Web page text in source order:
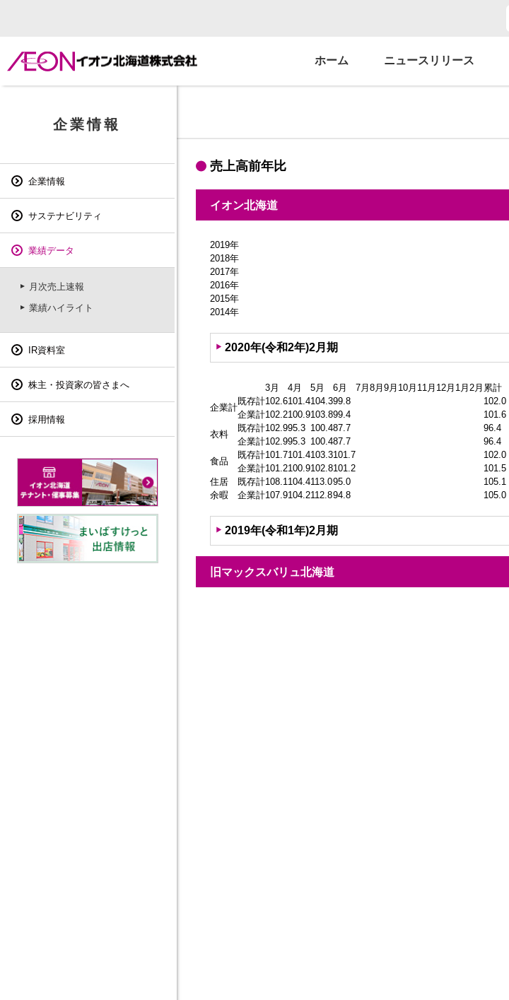
ホーム ニュースリリース
月次売上速報
売上高前年比
イオン北海道
2019年
2018年
2017年
2016年
2015年
2014年
2020年(令和2年)2月期
3月
4月 5月 6月 7月 8月 9月 10月 11月 12月 1月 2月 累計
企業計
既存計102.6101.4104.399.8
102.0
企業計102.2100.9103.899.4
101.6
衣料
既存計102.995.3 100.487.7
96.4
企業計102.995.3 100.487.7
96.4
食品
既存計101.7101.4103.3101.7
102.0
企業計101.2100.9102.8101.2
101.5
住居
余暇
既存計108.1104.4113.095.0
105.1
企業計107.9104.2112.894.8 105.0
2019年(令和1年)2月期
旧マックスバリュ北海道
企業情報
企業情報
サステナビリティ
業績データ
月次売上速報
業績ハイライト
IR資料室
株主・投資家の皆さまへ
採用情報